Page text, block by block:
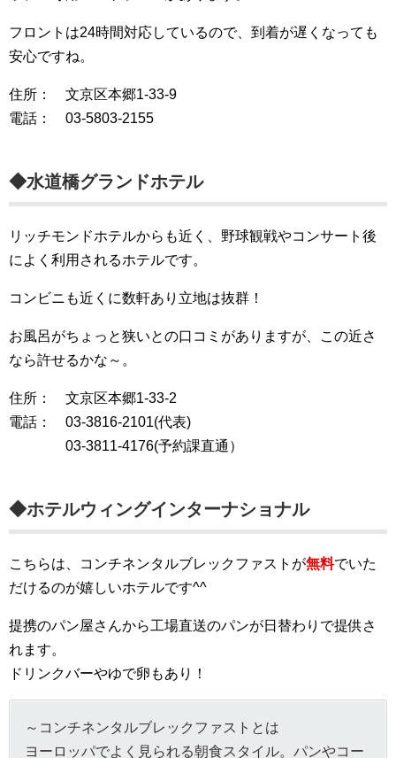
フロントは24時間対応しているので、到着が遅くなっても
安心ですね。
住所： 文京区本郷1-33-9
電話： 03-5803-2155
◆水道橋グランドホテル
リッチモンドホテルからも近く、野球観戦やコンサート後
によく利用されるホテルです。
コンビニも近くに数軒あり立地は抜群！
お風呂がちょっと狭いとの口コミがありますが、この近さ
なら許せるかな～。
住所： 文京区本郷1-33-2
電話： 03-3816-2101(代表)
03-3811-4176(予約課直通）
◆ホテルウィングインターナショナル
こちらは、コンチネンタルブレックファストが無料でいた
だけるのが嬉しいホテルです^^
提携のパン屋さんから工場直送のパンが日替わりで提供さ
れます。
ドリンクバーやゆで卵もあり！
～コンチネンタルブレックファストとは
ヨーロッパでよく見られる朝食スタイル。パンやコー